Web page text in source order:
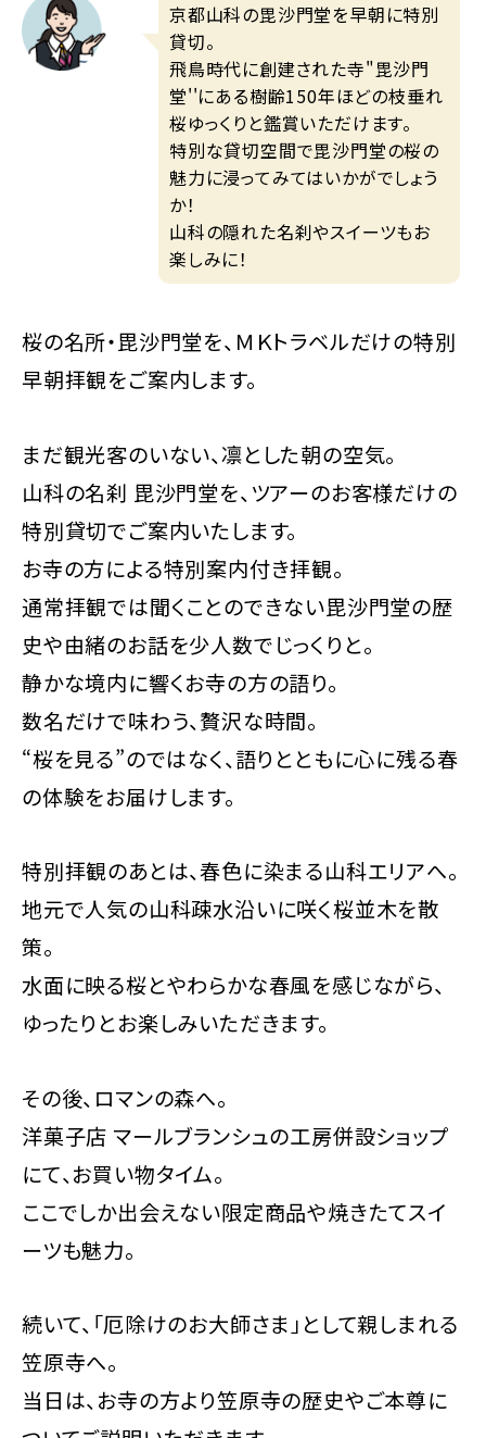
京都山科の毘沙門堂を早朝に特別
貸切。
飛鳥時代に創建された寺"毘沙門
堂''にある樹齢150年ほどの枝垂れ
桜ゆっくりと鑑賞いただけます。
特別な貸切空間で毘沙門堂の桜の
魅力に浸ってみてはいかがでしょう
か！
山科の隠れた名刹やスイーツもお
楽しみに！
桜の名所・毘沙門堂を、ＭＫトラベルだけの特別
早朝拝観をご案内します。
まだ観光客のいない、凛とした朝の空気。
山科の名刹 毘沙門堂を、ツアーのお客様だけの
特別貸切でご案内いたします。
お寺の方による特別案内付き拝観。
通常拝観では聞くことのできない毘沙門堂の歴
史や由緒のお話を少人数でじっくりと。
静かな境内に響くお寺の方の語り。
数名だけで味わう、贅沢な時間。
“桜を見る”のではなく、語りとともに心に残る春
の体験をお届けします。
特別拝観のあとは、春色に染まる山科エリアへ。
地元で人気の山科疎水沿いに咲く桜並木を散
策。
水面に映る桜とやわらかな春風を感じながら、
ゆったりとお楽しみいただきます。
その後、ロマンの森へ。
洋菓子店 マールブランシュの工房併設ショップ
にて、お買い物タイム。
ここでしか出会えない限定商品や焼きたてスイ
ーツも魅力。
続いて、「厄除けのお大師さま」として親しまれる
笠原寺へ。
当日は、お寺の方より笠原寺の歴史やご本尊に